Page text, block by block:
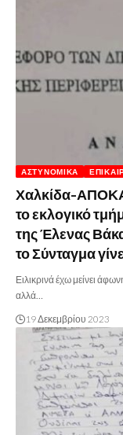
ΑΣΤΥΝΟΜΙΚΆ
Χαλκίδα-
το εκλογικό
της Έλενας
το Σύνταγμα
Ειλικρινά έχω μείνει
αλλά…
19 Δεκεμβρίου 2023